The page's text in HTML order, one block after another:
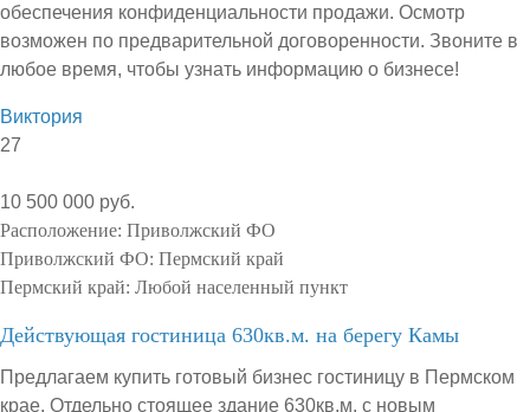
обеспечения конфиденциальности продажи. Осмотр
возможен по предварительной договоренности. Звоните в
любое время, чтобы узнать информацию о бизнесе!
Виктория
27
10 500 000 руб.
Расположение: Приволжский ФО
Приволжский ФО: Пермский край
Пермский край: Любой населенный пункт
Действующая гостиница 630кв.м. на берегу Камы
Предлагаем купить готовый бизнес гостиницу в Пермском
крае. Отдельно стоящее здание 630кв.м. с новым